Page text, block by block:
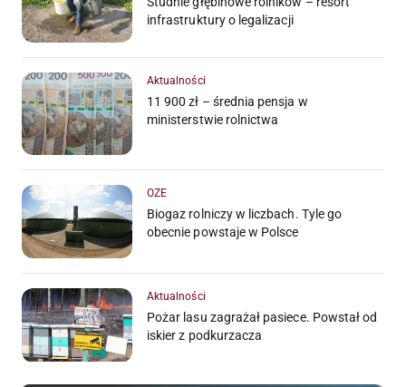
infrastruktury o legalizacji
Aktualności
11 900 zł – średnia pensja w
ministerstwie rolnictwa
OZE
Biogaz rolniczy w liczbach. Tyle go
obecnie powstaje w Polsce
Aktualności
Pożar lasu zagrażał pasiece. Powstał od
iskier z podkurzacza